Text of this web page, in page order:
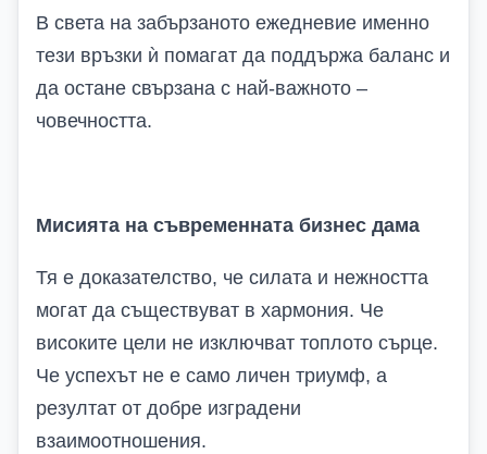
В света на забързаното ежедневие именно
тези връзки ѝ помагат да поддържа баланс и
да остане свързана с най-важното –
човечността.
Мисията на съвременната бизнес дама
Тя е доказателство, че силата и нежността
могат да съществуват в хармония. Че
високите цели не изключват топлото сърце.
Че успехът не е само личен триумф, а
резултат от добре изградени
взаимоотношения.